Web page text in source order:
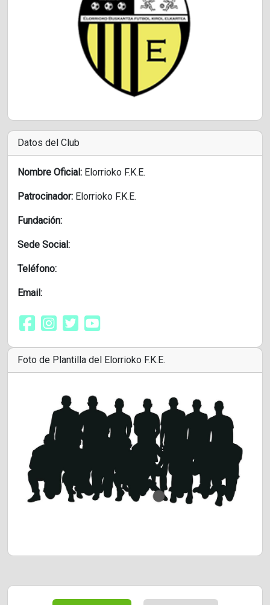
Datos del Club
Nombre Oficial: Elorrioko F.K.E.
Patrocinador: Elorrioko F.K.E.
Fundación:
Sede Social:
Teléfono:
Email:
Foto de Plantilla del Elorrioko F.K.E.